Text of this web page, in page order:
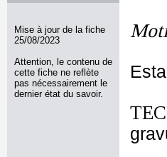
Mise à jour de la fiche
25/08/2023
Attention, le contenu de
cette fiche ne reflète
pas nécessairement le
dernier état du savoir.